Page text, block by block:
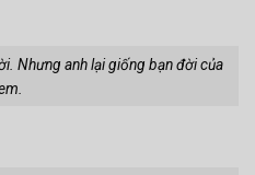
Nhưng anh lại giống bạn đời của